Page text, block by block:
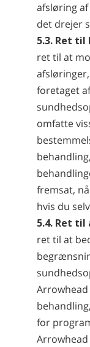
afsløring
det drejer
5.3. Ret
ret til at
foretaget
omfatte
fremsat,
hvis du
5.4. Ret
ret til at
for